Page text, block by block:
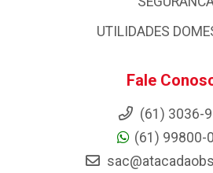
UTILIDADES
Fale
(61) 3036-
(61) 99800-